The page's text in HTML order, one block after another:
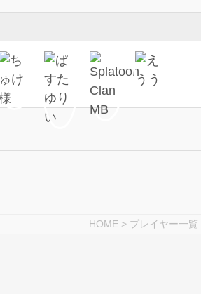
HOME > プレイヤー一覧